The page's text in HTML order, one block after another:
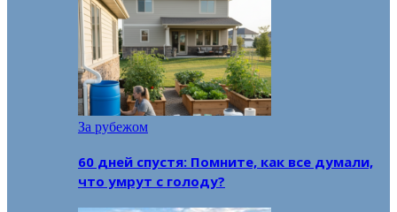
За рубежом
60 дней спустя: Помните, как все думали,
что умрут с голоду?